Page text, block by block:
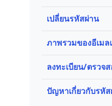
เปลี่ยนรหัสผ่าน
ภาพรวมของอีเมล
ลงทะเบียน/ตรวจ
ปัญหาเกี่ยวกับรหั